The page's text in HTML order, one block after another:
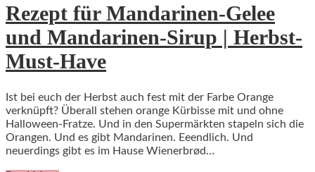
Rezept für Mandarinen-Gelee
und Mandarinen-Sirup | Herbst-
Must-Have
Ist bei euch der Herbst auch fest mit der Farbe Orange
verknüpft? Überall stehen orange Kürbisse mit und ohne
Halloween-Fratze. Und in den Supermärkten stapeln sich die
Orangen. Und es gibt Mandarinen. Eeendlich. Und
neuerdings gibt es im Hause Wienerbrød…